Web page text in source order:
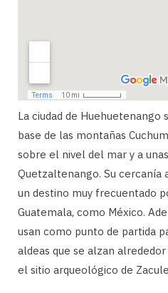
La ciudad de Huehuetenango
base de las montañas
sobre el nivel del mar y a
Quetzaltenango. Su cercanía
un destino muy frecuentado
Guatemala, como México.
usan como punto de partida
aldeas que se alzan
el sitio arqueológico de